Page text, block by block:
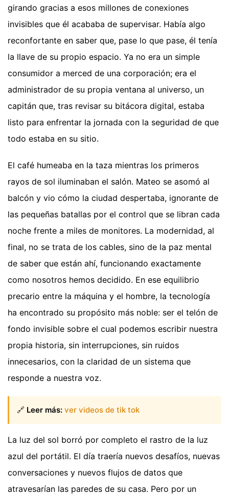
girando gracias a esos millones de conexiones
invisibles que él acababa de supervisar. Había algo
reconfortante en saber que, pase lo que pase, él tenía
la llave de su propio espacio. Ya no era un simple
consumidor a merced de una corporación; era el
administrador de su propia ventana al universo, un
capitán que, tras revisar su bitácora digital, estaba
listo para enfrentar la jornada con la seguridad de que
todo estaba en su sitio.
El café humeaba en la taza mientras los primeros
rayos de sol iluminaban el salón. Mateo se asomó al
balcón y vio cómo la ciudad despertaba, ignorante de
las pequeñas batallas por el control que se libran cada
noche frente a miles de monitores. La modernidad, al
final, no se trata de los cables, sino de la paz mental
de saber que están ahí, funcionando exactamente
como nosotros hemos decidido. En ese equilibrio
precario entre la máquina y el hombre, la tecnología
ha encontrado su propósito más noble: ser el telón de
fondo invisible sobre el cual podemos escribir nuestra
propia historia, sin interrupciones, sin ruidos
innecesarios, con la claridad de un sistema que
responde a nuestra voz.
🔗 Leer más: ver videos de tik tok
La luz del sol borró por completo el rastro de la luz
azul del portátil. El día traería nuevos desafíos, nuevas
conversaciones y nuevos flujos de datos que
atravesarían las paredes de su casa. Pero por un